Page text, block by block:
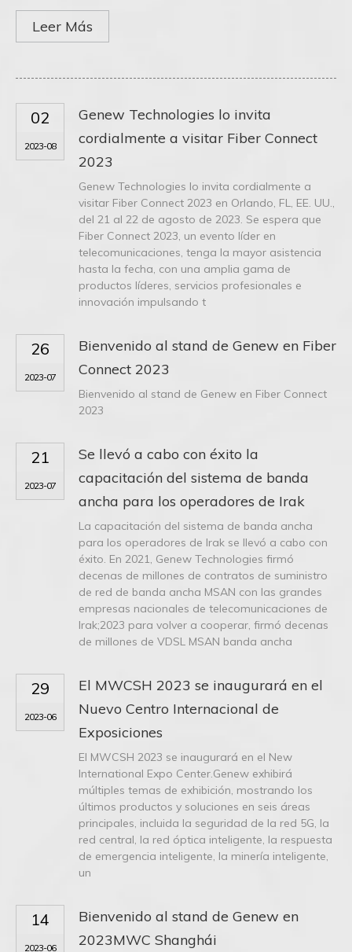
Leer Más
02
2023-08
Genew Technologies lo invita
cordialmente a visitar Fiber Connect
2023
Genew Technologies lo invita cordialmente a
visitar Fiber Connect 2023 en Orlando, FL, EE. UU.,
del 21 al 22 de agosto de 2023. Se espera que
Fiber Connect 2023, un evento líder en
telecomunicaciones, tenga la mayor asistencia
hasta la fecha, con una amplia gama de
productos líderes, servicios profesionales e
innovación impulsando t
26
2023-07
Bienvenido al stand de Genew en Fiber
Connect 2023
Bienvenido al stand de Genew en Fiber Connect
2023
21
2023-07
Se llevó a cabo con éxito la
capacitación del sistema de banda
ancha para los operadores de Irak
La capacitación del sistema de banda ancha
para los operadores de Irak se llevó a cabo con
éxito. En 2021, Genew Technologies firmó
decenas de millones de contratos de suministro
de red de banda ancha MSAN con las grandes
empresas nacionales de telecomunicaciones de
Irak;2023 para volver a cooperar, firmó decenas
de millones de VDSL MSAN banda ancha
29
2023-06
El MWCSH 2023 se inaugurará en el
Nuevo Centro Internacional de
Exposiciones
El MWCSH 2023 se inaugurará en el New
International Expo Center.Genew exhibirá
múltiples temas de exhibición, mostrando los
últimos productos y soluciones en seis áreas
principales, incluida la seguridad de la red 5G, la
red central, la red óptica inteligente, la respuesta
de emergencia inteligente, la minería inteligente,
un
14
2023-06
Bienvenido al stand de Genew en
2023MWC Shanghái